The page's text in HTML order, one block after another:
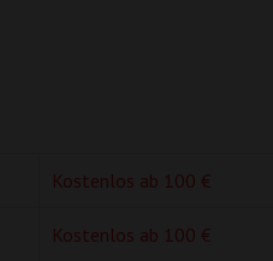
Kostenlos ab 100 €
Kostenlos ab 100 €